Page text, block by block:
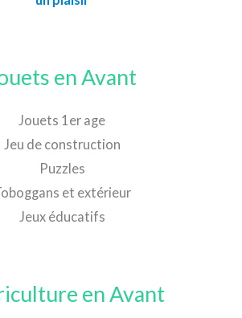
en Avant
Jouets 1er age
Jeu de construction
Puzzles
et extérieur
Jeux éducatifs
en Avant